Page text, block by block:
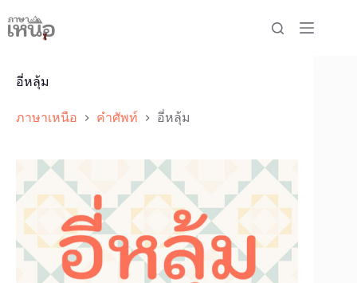
to
content
อี่หลุ้ม
ภาษาเหนือ คำศัพท์ อี่หลุ้ม